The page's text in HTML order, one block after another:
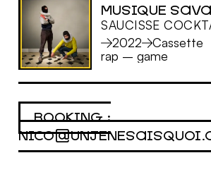
MUSIQUE
SAUCISSE
2022
Cassette
rap –game
BOOKING :